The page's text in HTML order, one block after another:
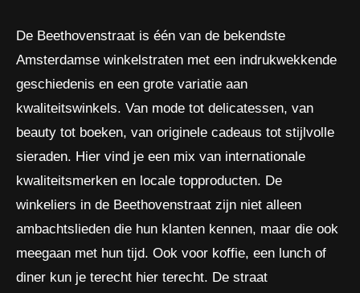
De Beethovenstraat is één van de bekendste
Amsterdamse winkelstraten met een indrukwekkende
geschiedenis en een grote variatie aan
kwaliteitswinkels. Van mode tot delicatessen, van
beauty tot boeken, van originele cadeaus tot stijlvolle
sieraden. Hier vind je een mix van internationale
kwaliteitsmerken en locale topproducten. De
winkeliers in de Beethovenstraat zijn niet alleen
ambachtslieden die hun klanten kennen, maar die ook
meegaan met hun tijd. Ook voor koffie, een lunch of
diner kun je terecht hier terecht. De straat